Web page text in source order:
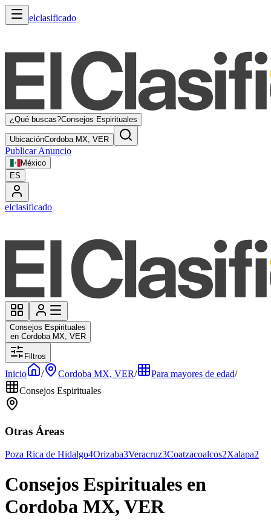
elclasificado
¿Qué buscas?Consejos Espirituales
UbicaciónCordoba MX, VER
Publicar Anuncio
México
ES
elclasificado
Consejos Espirituales
en Cordoba MX, VER
Filtros
Inicio / Cordoba MX, VER/ Para mayores de edad/
Consejos Espirituales
Otras Áreas
Poza Rica de Hidalgo4Orizaba3Veracruz3Coatzacoalcos2Xalapa2
Consejos Espirituales en
Cordoba MX, VER